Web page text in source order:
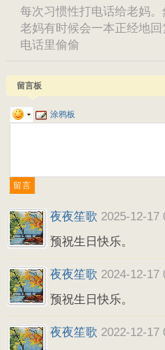
每次习惯性打电话给老妈
老妈有时候会一本正经地
电话里偷偷
留言板
涂鸦板
夜夜笙歌 2025-12-17
预祝生日快乐。
夜夜笙歌 2024-12-17
预祝生日快乐。
夜夜笙歌 2022-12-17